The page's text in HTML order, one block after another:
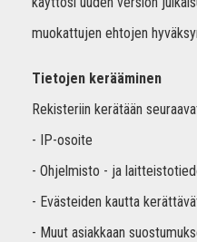
muokattujen ehtojen
Tietojen kerääminen
Rekisteriin kerätään
- IP-osoite
- Ohjelmisto - ja
- Evästeiden kautta
- Muut asiakkaan